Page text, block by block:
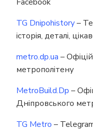
Facebook
TG Dnipohistory–
історія, деталі,
metro.dp.ua –
метрополітену
MetroBuild.Dp –
Дніпровського
TG Metro –